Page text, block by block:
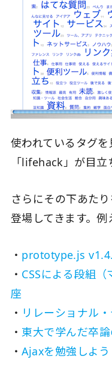
使われているタグを
「lifehack」が目立
さらにその下あた
登場してきます。例
・ prototype.js
・ CSSによる段組
座
・ リレーショナル
・ 東大で学んだ卒
・Ajaxを勉強しよう